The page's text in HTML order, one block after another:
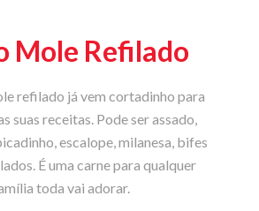
Mole Refilado
refilado já vem cortadinho para
suas receitas. Pode ser assado,
escalope, milanesa, bifes
É uma carne para qualquer
toda vai adorar.